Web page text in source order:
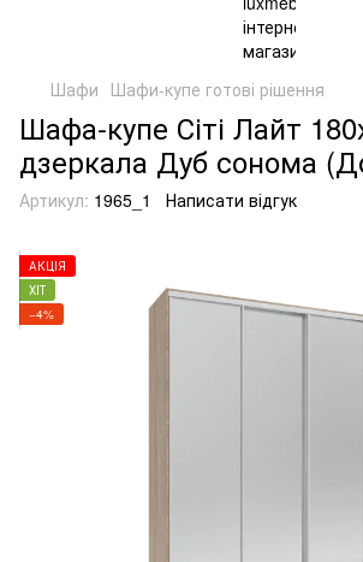
Шафи Шафи-купе готові рішення
Шафа-купе Сіті Лайт
дзеркала Дуб сонома
Артикул: 1965_1 Написати відгук
АКЦІЯ
ХІТ
−4%